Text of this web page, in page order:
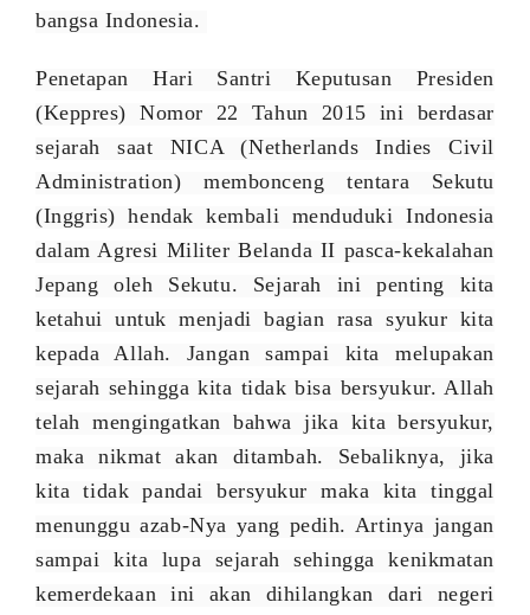
bangsa Indonesia.
Penetapan Hari Santri Keputusan Presiden
(Keppres) Nomor 22 Tahun 2015 ini berdasar
sejarah saat NICA (Netherlands Indies Civil
Administration) membonceng tentara Sekutu
(Inggris) hendak kembali menduduki Indonesia
dalam Agresi Militer Belanda II pasca-kekalahan
Jepang oleh Sekutu. Sejarah ini penting kita
ketahui untuk menjadi bagian rasa syukur kita
kepada Allah. Jangan sampai kita melupakan
sejarah sehingga kita tidak bisa bersyukur. Allah
telah mengingatkan bahwa jika kita bersyukur,
maka nikmat akan ditambah. Sebaliknya, jika
kita tidak pandai bersyukur maka kita tinggal
menunggu azab-Nya yang pedih. Artinya jangan
sampai kita lupa sejarah sehingga kenikmatan
kemerdekaan ini akan dihilangkan dari negeri